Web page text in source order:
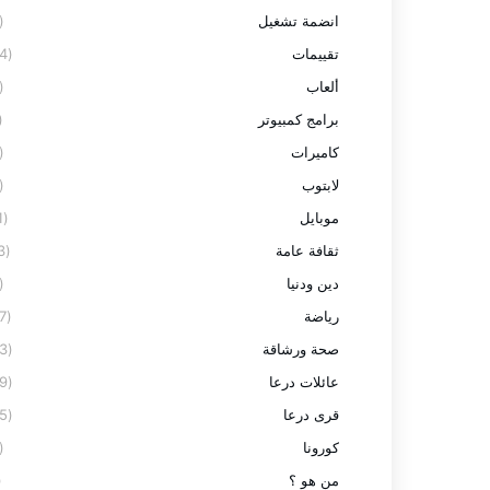
انضمة تشغيل
(2)
تقييمات
(24)
ألعاب
(3)
برامج كمبيوتر
كاميرات
(3)
لابتوب
(8)
موبايل
(11)
ثقافة عامة
(13)
دين ودنيا
(2)
رياضة
(27)
صحة ورشاقة
(23)
عائلات درعا
(59)
قرى درعا
(95)
كورونا
(9)
من هو ؟